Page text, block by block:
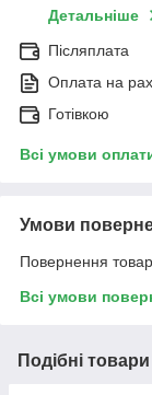
Детальніше
Післяплата
Оплата на
Готівкою
Всі умови
Умови
Повернення
Всі умови
Подібні